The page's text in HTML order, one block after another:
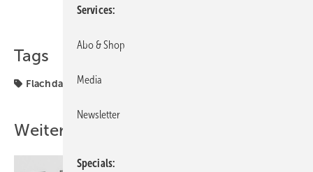
Tags
Flachdach Grumbach
Weitere Inhalte
Services
Abo & Shop
Media
Newsletter
Specials